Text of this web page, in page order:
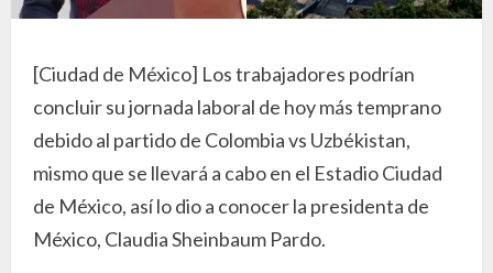
[Ciudad de México] Los trabajadores podrían
concluir su jornada laboral de hoy más temprano
debido al partido de Colombia vs Uzbékistan,
mismo que se llevará a cabo en el Estadio Ciudad
de México, así lo dio a conocer la presidenta de
México, Claudia Sheinbaum Pardo.